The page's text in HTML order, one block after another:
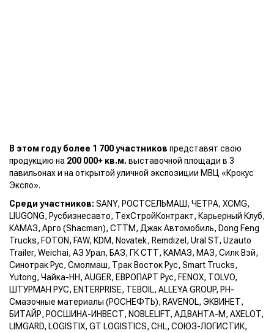
В этом году более 1 700 участников представят свою
продукцию на 200 000+ кв.м. выставочной площади в 3
павильонах и на открытой уличной экспозиции МВЦ «Крокус
Экспо».
Среди участников: SANY, РОСТСЕЛЬМАШ, ЧЕТРА, XCMG,
LIUGONG, Русбизнесавто, ТехСтройКонтракт, Карьерный Клуб,
КАМАЗ, Арго (Shacman), СТТМ, Джак Автомобиль, Dong Feng
Trucks, FOTON, FAW, KDM, Novatek, Remdizel, Ural ST, Uzauto
Trailer, Weichai, АЗ Урал, БАЗ, ГК СТТ, КАМАЗ, МАЗ, Силк Вэй,
Cинотрак Рус, Смолмаш, Трак Восток Рус, Smart Trucks,
Yutong, Чайка-НН, AUGER, ЕВРОПАРТ Рус, FENOX, TOLVO,
ШТУРМАН РУС, ENTERPRISE, TEBOIL, ALLEYA GROUP, РН-
Смазочные материалы (РОСНЕФТЬ), RAVENOL, ЭКВИНЕТ,
БИТАЙР, РОСШИНА-ИНВЕСТ, NOBLELIFT, АДВАНТА-М, AXELOT,
LIMGARD, LOGISTIX, GT LOGISTICS, CHL, СОЮЗ-ЛОГИСТИК,